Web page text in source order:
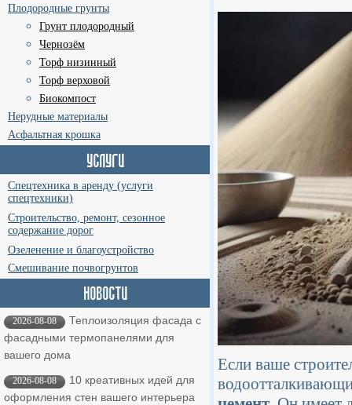
Плодородные грунты
Грунт плодородный
Чернозём
Торф низинный
Торф верховой
Биокомпост
Нерудные материалы
Асфальтная крошка
Спецтехника в аренду (услуги
спецтехники)
Строительство, ремонт, сезонное
содержание дорог
Озеленение и благоустройство
Смешивание почвогрунтов
2026-08-08
Теплоизоляция фасада с
фасадными термопанелями для
вашего дома
2026-08-08
10 креативных идей для
оформления стен вашего интерьера
Если ваше